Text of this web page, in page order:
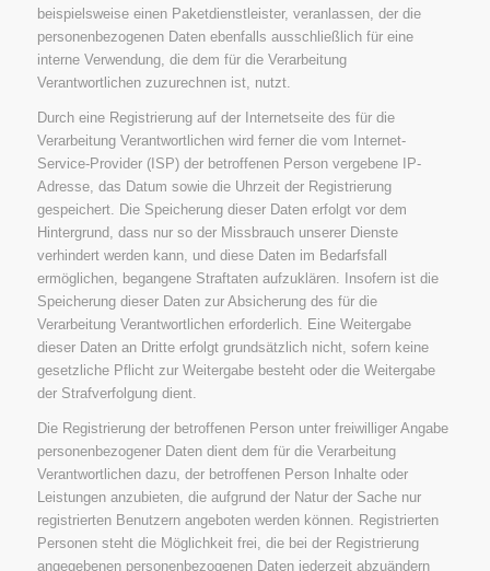
beispielsweise einen Paketdienstleister, veranlassen, der die
personenbezogenen Daten ebenfalls ausschließlich für eine
interne Verwendung, die dem für die Verarbeitung
Verantwortlichen zuzurechnen ist, nutzt.
Durch eine Registrierung auf der Internetseite des für die
Verarbeitung Verantwortlichen wird ferner die vom Internet-
Service-Provider (ISP) der betroffenen Person vergebene IP-
Adresse, das Datum sowie die Uhrzeit der Registrierung
gespeichert. Die Speicherung dieser Daten erfolgt vor dem
Hintergrund, dass nur so der Missbrauch unserer Dienste
verhindert werden kann, und diese Daten im Bedarfsfall
ermöglichen, begangene Straftaten aufzuklären. Insofern ist die
Speicherung dieser Daten zur Absicherung des für die
Verarbeitung Verantwortlichen erforderlich. Eine Weitergabe
dieser Daten an Dritte erfolgt grundsätzlich nicht, sofern keine
gesetzliche Pflicht zur Weitergabe besteht oder die Weitergabe
der Strafverfolgung dient.
Die Registrierung der betroffenen Person unter freiwilliger Angabe
personenbezogener Daten dient dem für die Verarbeitung
Verantwortlichen dazu, der betroffenen Person Inhalte oder
Leistungen anzubieten, die aufgrund der Natur der Sache nur
registrierten Benutzern angeboten werden können. Registrierten
Personen steht die Möglichkeit frei, die bei der Registrierung
angegebenen personenbezogenen Daten jederzeit abzuändern